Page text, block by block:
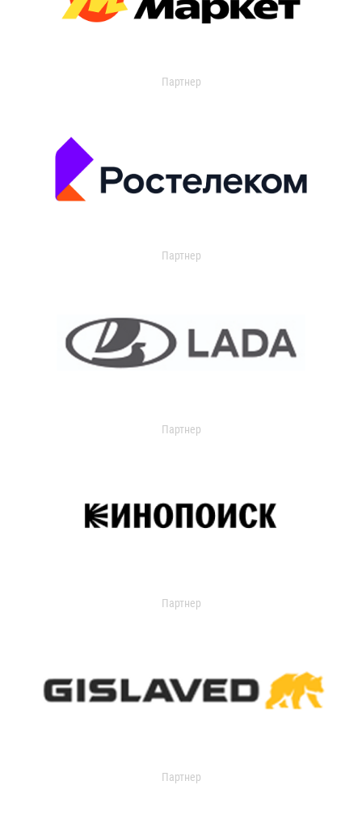
Партнер
Партнер
Партнер
Партнер
Партнер